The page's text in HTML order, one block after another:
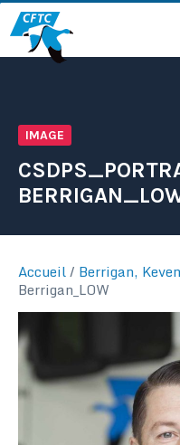
Passer
au
contenu
IMAGE
Accueil/ Berrigan, Keven
Berrigan_LOW